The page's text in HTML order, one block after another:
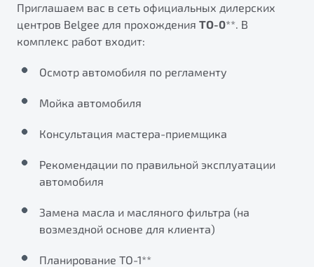
от 1 699 990 ₽*
Обзор В наличии
Универсальный кроссовер
от 2 499 990 ₽*
Подробно
Автомобили в наличии
Автокредит
Спецпредложения
"Помощь на дорогах"
Преимущества программы
Запись на сервис
Калькулятор ТО
Клиентская поддержка
Приглашаем вас в сеть официальных дилерских
центров Belgee для прохождения ТО-0**. В
комплекс работ входит:
Осмотр автомобиля по регламенту
Мойка автомобиля
Консультация мастера-приемщика
Рекомендации по правильной эксплуатации
автомобиля
Замена масла и масляного фильтра (на
возмездной основе для клиента)
Планирование ТО-1**